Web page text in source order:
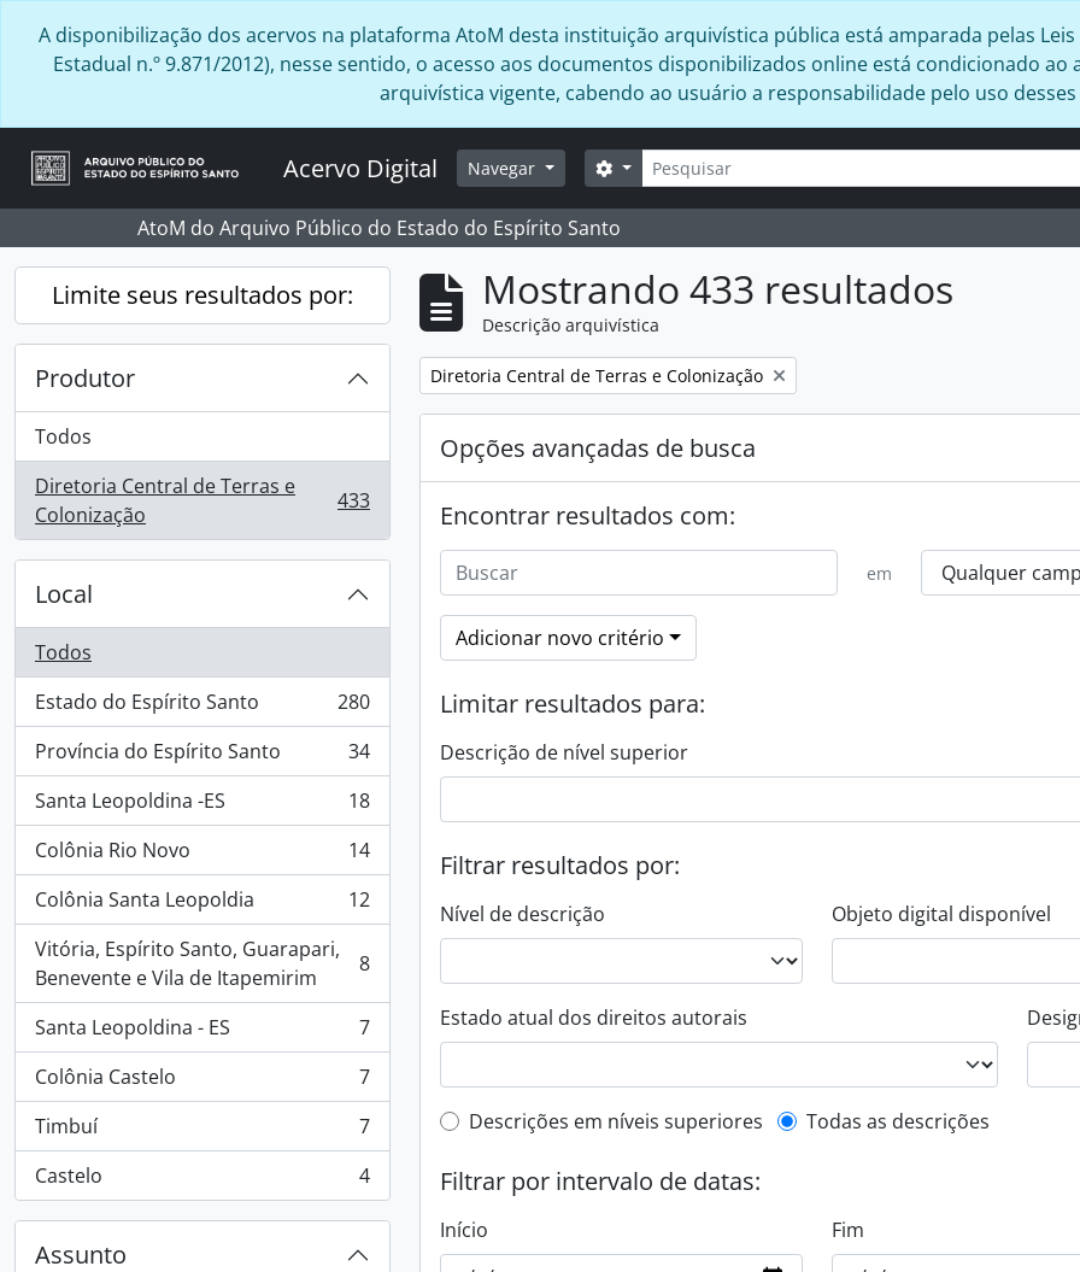
A disponibilização dos acervos na plataforma AtoM desta instituição arquivística pública está amparada pelas Leis
Estadual n.º 9.871/2012), nesse sentido, o acesso aos documentos disponibilizados online está condicionado
arquivística vigente, cabendo ao usuário a responsabilidade pelo uso
Acervo Digital Navegar Buscar
Opções de busca
AtoM do Arquivo Público do Estado do Espírito Santo
Limite seus resultados por:
Produtor
Todos
Diretoria Central de Terras e
Colonização
, 433 resultados 433
Local
Todos
Estado do Espírito Santo
, 280 resultados
280
Província do Espírito Santo
, 34 resultados
34
Santa Leopoldina -ES
, 18 resultados
18
Colônia Rio Novo
, 14 resultados
14
Colônia Santa Leopoldia
, 12 resultados
12
Vitória, Espírito Santo, Guarapari,
Benevente e Vila de Itapemirim
, 8 resultados 8
Santa Leopoldina - ES
, 7 resultados
7
Colônia Castelo
, 7 resultados
7
Timbuí
, 7 resultados
7
Castelo
, 4 resultados 4
Assunto
Mostrando 433 resultados
Descrição arquivística
Remover filtro:
Diretoria Central de Terras e Colonização
Opções avançadas de busca
Encontrar resultados com:
em
Adicionar novo critério
Limitar resultados para:
Descrição de nível superior
Filtrar resultados por:
Nível de descrição Objeto digital disponível
Estado atual dos direitos autorais
Filtro de descrição de nível superior
Descrições em níveis superiores Todas as descrições
Filtrar por intervalo de datas:
Início Fim